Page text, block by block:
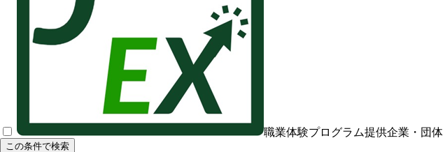
職業体験プログラム提供企業・団体
この条件で検索